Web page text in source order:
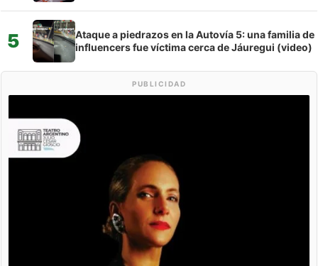
5
Ataque a piedrazos en la Autovía 5: una familia de
influencers fue víctima cerca de Jáuregui (video)
PUBLICIDAD